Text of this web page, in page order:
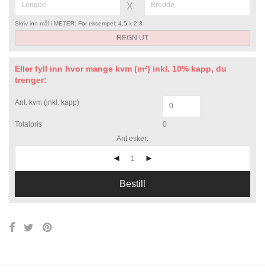
X
Skriv inn mål i METER: For eksempel: 4,5 x 2,3
Eller fyll inn hvor mange kvm (m²) inkl. 10% kapp, du
trenger:
Ant. kvm (inkl. kapp)
Totalpris
0
Ant esker:
Bestill